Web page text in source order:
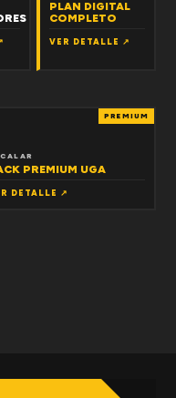
PLAN DIGITAL
COMPLETO
VER DETALLE ↗
PREMIUM
PREMIUM UGA
DETALLE ↗